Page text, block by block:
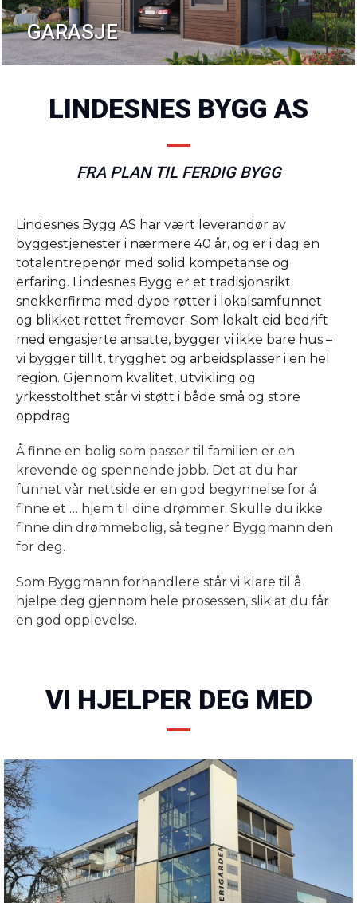
GARASJE
LINDESNES BYGG AS
FRA PLAN TIL FERDIG BYGG
Lindesnes Bygg AS har vært leverandør av
byggestjenester i nærmere 40 år, og er i dag en
totalentrepenør med solid kompetanse og
erfaring. Lindesnes Bygg er et tradisjonsrikt
snekkerfirma med dype røtter i lokalsamfunnet
og blikket rettet fremover. Som lokalt eid bedrift
med engasjerte ansatte, bygger vi ikke bare hus –
vi bygger tillit, trygghet og arbeidsplasser i en hel
region. Gjennom kvalitet, utvikling og
yrkesstolthet står vi støtt i både små og store
oppdrag
Å finne en bolig som passer til familien er en
krevende og spennende jobb. Det at du har
funnet vår nettside er en god begynnelse for å
finne et … hjem til dine drømmer. Skulle du ikke
finne din drømmebolig, så tegner Byggmann den
for deg.
Som Byggmann forhandlere står vi klare til å
hjelpe deg gjennom hele prosessen, slik at du får
en god opplevelse.
VI HJELPER DEG MED